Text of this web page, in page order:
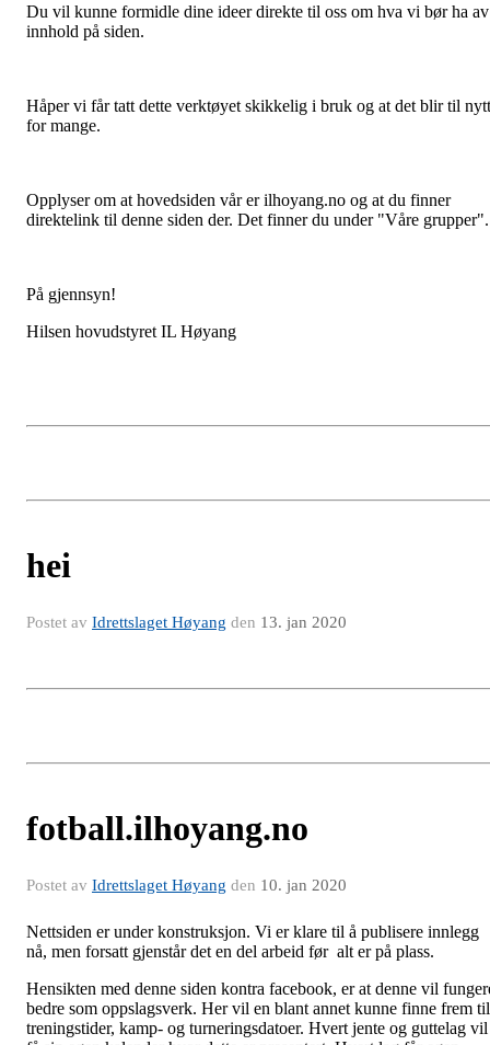
Du vil kunne formidle dine ideer direkte til oss om hva vi bør ha av
innhold på siden.
Håper vi får tatt dette verktøyet skikkelig i bruk og at det blir til
for mange.
Opplyser om at hovedsiden vår er ilhoyang.no og at du finner
direktelink til denne siden der. Det finner du under "Våre grupper".
På gjennsyn!
Hilsen hovudstyret IL Høyang
hei
Postet av Idrettslaget Høyang den 13. jan 2020
fotball.ilhoyang.no
Postet av Idrettslaget Høyang den 10. jan 2020
Nettsiden er under konstruksjon. Vi er klare til å publisere innlegg
nå, men forsatt gjenstår det en del arbeid før alt er på plass.
Hensikten med denne siden kontra facebook, er at denne vil
bedre som oppslagsverk. Her vil en blant annet kunne finne frem til
treningstider, kamp- og turneringsdatoer. Hvert jente og guttelag vil